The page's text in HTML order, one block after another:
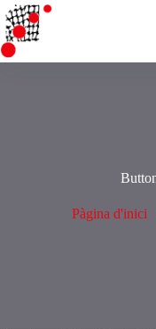
Omet
al
contingut
Pàgina d'inici